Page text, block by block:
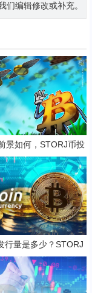
们编辑修改或补充。
景如何，STORJ币投
值深度分析
行量是多少？STORJ
好的投资吗？